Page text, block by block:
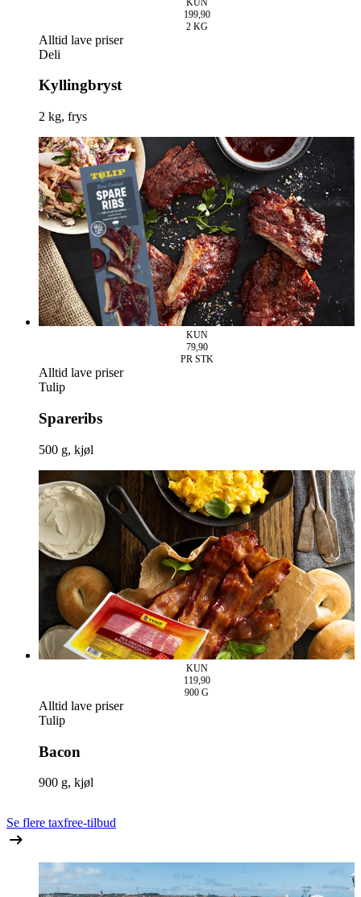
199,90
2KG
Alltid lave priser
Deli
Kyllingbryst
2 kg, frys
KUN
79,90
PR STK
Alltid lave priser
Tulip
Spareribs
500 g, kjøl
KUN
119,90
900 G
Alltid lave priser
Tulip
Bacon
900 g, kjøl
Se flere taxfree-tilbud